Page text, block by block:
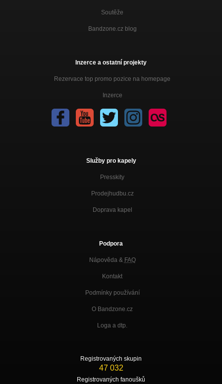
Soutěže
Bandzone.cz blog
Inzerce a ostatní projekty
Rezervace top promo pozice na homepage
Inzerce
Služby pro kapely
Presskity
Prodejhudbu.cz
Doprava kapel
Podpora
Nápověda & FAQ
Kontakt
Podmínky používání
O Bandzone.cz
Loga a dtp.
Registrovaných skupin
47 032
Registrovaných fanoušků